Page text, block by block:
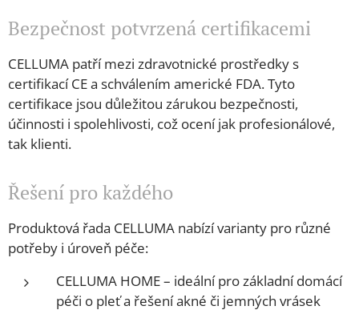
Bezpečnost potvrzená certifikacemi
CELLUMA patří mezi zdravotnické prostředky s
certifikací CE a schválením americké FDA. Tyto
certifikace jsou důležitou zárukou bezpečnosti,
účinnosti i spolehlivosti, což ocení jak profesionálové,
tak klienti.
Řešení pro každého
Produktová řada CELLUMA nabízí varianty pro různé
potřeby i úroveň péče:
CELLUMA HOME – ideální pro základní domácí
péči o pleť a řešení akné či jemných vrásek